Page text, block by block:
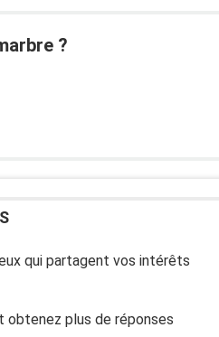
?
qui partagent vos intérêts
obtenez plus de réponses